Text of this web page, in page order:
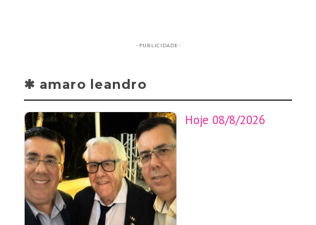
- PUBLICIDADE -
✱ amaro leandro
Hoje 08/8/2026